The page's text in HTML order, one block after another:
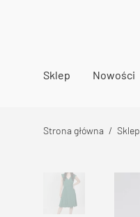
Sklep Nowości
Strona główna / Sklep